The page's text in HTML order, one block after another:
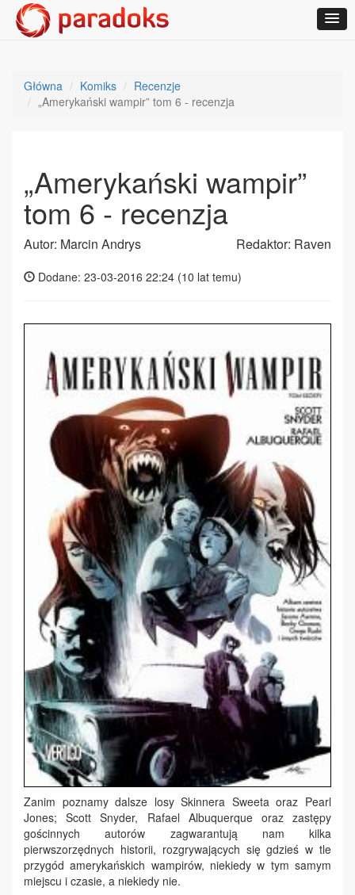
Główna Komiks
Recenzje
„Amerykański wampir” tom 6 - recenzja
„Amerykański wampir”
tom 6 - recenzja
Autor: Marcin Andrys Redaktor: Raven
Dodane: 23-03-2016 22:24 (10 lat temu)
Zanim poznamy dalsze losy Skinnera Sweeta oraz Pearl
Jones; Scott Snyder, Rafael Albuquerque oraz zastępy
gościnnych autorów zagwarantują nam kilka
pierwszorzędnych historii, rozgrywających się gdzieś w tle
przygód amerykańskich wampirów, niekiedy w tym samym
miejscu i czasie, a niekiedy nie.